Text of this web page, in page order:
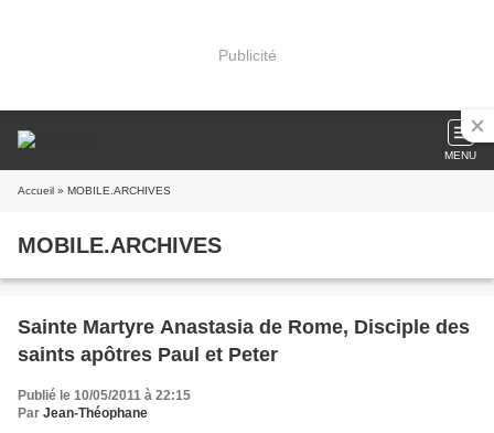
Publicité
MENU
Accueil » MOBILE.ARCHIVES
MOBILE.ARCHIVES
Sainte Martyre Anastasia de Rome, Disciple des
saints apôtres Paul et Peter
Publié le 10/05/2011 à 22:15
Par Jean-Théophane